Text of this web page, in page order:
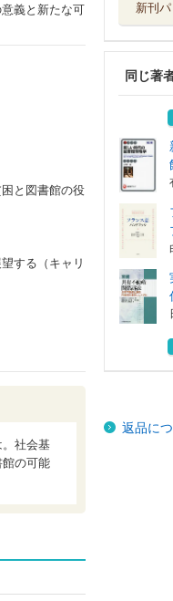
義と新たな可
と図書館の役
する（キャリ
社会基
の可能
新刊
同じ著
返品に